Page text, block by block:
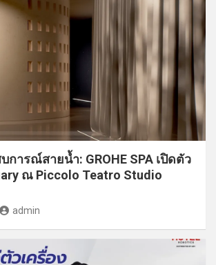
การณ์สายน้ำ: GROHE SPA เปิดตัว
ณ Piccolo Teatro Studio
admin